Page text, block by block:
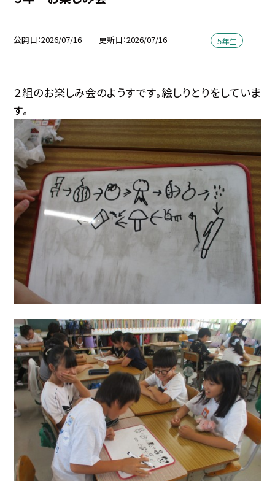
公開日 2026/07/16 更新日 2026/07/16 ５年生
２組のお楽しみ会のようすです。絵しりとりをしていま
す。